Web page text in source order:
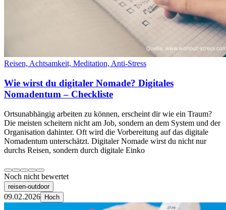
Reisen, Achtsamkeit, Meditation, Anti-Stress
Wie wirst du digitaler Nomade? Digitales
Nomadentum – Checkliste
Ortsunabhängig arbeiten zu können, erscheint dir wie ein Traum?
Die meisten scheitern nicht am Job, sondern an dem System und der
Organisation dahinter. Oft wird die Vorbereitung auf das digitale
Nomadentum unterschätzt. Digitaler Nomade wirst du nicht nur
durchs Reisen, sondern durch digitale Einko
Noch nicht bewertet
reisen-outdoor
09.02.2026 Hoch